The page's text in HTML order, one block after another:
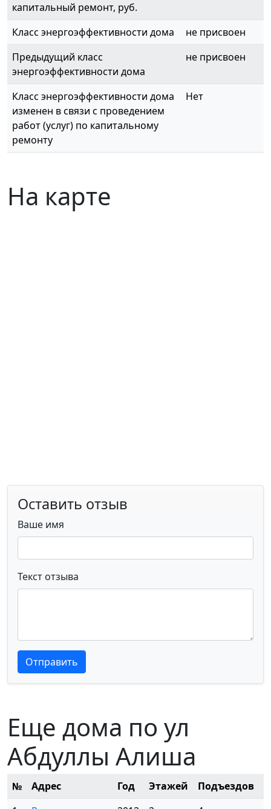
капитальный ремонт, руб.
Класс энергоэффективности дома
не присвоен
Предыдущий класс
энергоэффективности дома
не присвоен
Класс энергоэффективности дома
изменен в связи с проведением
работ (услуг) по капитальному
ремонту
Нет
На карте
Оставить отзыв
Ваше имя
Текст отзыва
Текст отзыва
Текст отзыва
Отправить
Еще дома по ул
Абдуллы Алиша
№ Адрес Год Этажей Подъездов